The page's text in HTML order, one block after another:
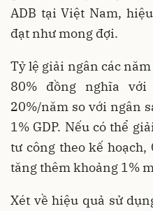
ADB tại Việt Nam,
đạt như mong đợi.
Tỷ lệ giải ngân các
80% đồng nghĩa
20%/năm so với ngân
1% GDP. Nếu có thể
tư công theo kế hoạch,
tăng thêm khoảng 1%
Xét về hiệu quả sử